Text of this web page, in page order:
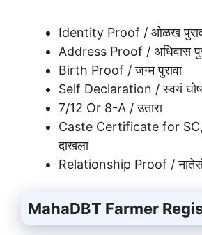
Identity Proof / ओळख
Address Proof / अधिवास
Birth Proof / जन्म पुरावा
Self Declaration / स्वयं
7/12 Or 8-A / उतारा
Caste Certificate for
दाखला
Relationship Proof /
MahaDBT Farmer